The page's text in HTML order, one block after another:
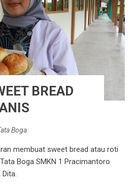
BREAD
Boga
membuat sweet bread atau roti
Boga SMKN 1 Pracimantoro